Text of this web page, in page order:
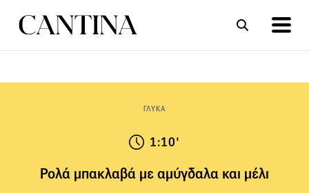
ΓΛΥΚΑ
1:10'
Ρολά μπακλαβά με αμύγδαλα και μέλι